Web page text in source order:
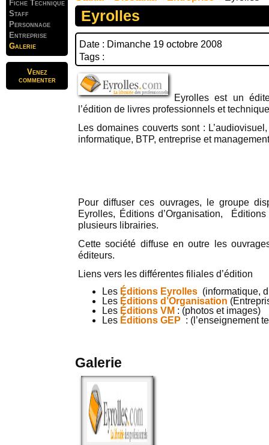
Fiche Technique
Staff
Personnage
Entreprise
Galerie
Venez
commenter
Eyrolles
Date : Dimanche 19 octobre 2008
Tags :
Eyrolles est un
l’édition de livres professionnels et
Les domaines couverts sont :
informatique, BTP, entreprise et
Pour diffuser ces ouvrages, le groupe
Eyrolles, Éditions d’Organisation,
plusieurs librairies.
Cette société diffuse en outre les
éditeurs.
Liens vers les différentes filiales d’édition
Les Éditions Eyrolles (informatique,
Les Éditions d’Organisation
Les Éditions VM : (photos et images)
Les Éditions GEP : (l’enseignement
Galerie